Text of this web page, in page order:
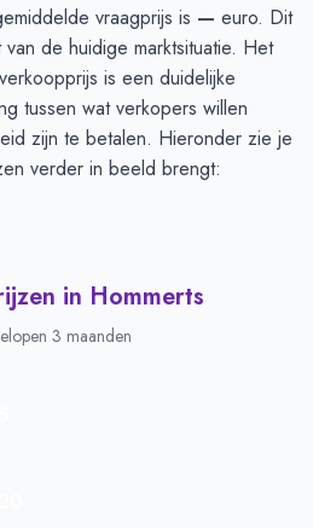
vraagprijs is — euro. Dit
de huidige marktsituatie. Het
is een duidelijke
tussen wat verkopers willen
zijn te betalen. Hieronder zie je
verder in beeld brengt:
in Hommerts
3 maanden